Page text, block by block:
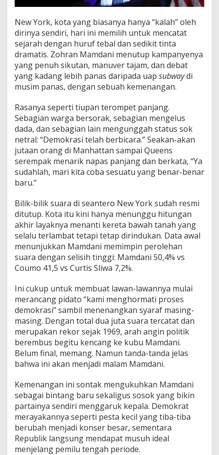
New York, kota yang biasanya hanya “kalah” oleh
dirinya sendiri, hari ini memilih untuk mencatat
sejarah dengan huruf tebal dan sedikit tinta
dramatis. Zohran Mamdani menutup kampanyenya
yang penuh sikutan, manuver tajam, dan debat
yang kadang lebih panas daripada uap subwaydi
musim panas, dengan sebuah kemenangan.
Rasanya seperti tiupan terompet panjang.
Sebagian warga bersorak, sebagian mengelus
dada, dan sebagian lain mengunggah status sok
netral: “Demokrasi telah berbicara.” Seakan-akan
jutaan orang di Manhattan sampai Queens
serempak menarik napas panjang dan berkata, “Ya
sudahlah, mari kita coba sesuatu yang benar-benar
baru.”
Bilik-bilik suara di seantero New York sudah resmi
ditutup. Kota itu kini hanya menunggu hitungan
akhir layaknya menanti kereta bawah tanah yang
selalu terlambat tetapi tetap dirindukan. Data awal
menunjukkan Mamdani memimpin perolehan
suara dengan selisih tinggi: Mamdani 50,4% vs
Coumo 41,5 vs Curtis Sliwa 7,2%.
Ini cukup untuk membuat lawan-lawannya mulai
merancang pidato “kami menghormati proses
demokrasi” sambil menenangkan syaraf masing-
masing. Dengan total dua juta suara tercatat dan
merupakan rekor sejak 1969, arah angin politik
berembus begitu kencang ke kubu Mamdani.
Belum final, memang. Namun tanda-tanda jelas
bahwa ini akan menjadi malam Mamdani.
Kemenangan ini sontak mengukuhkan Mamdani
sebagai bintang baru sekaligus sosok yang bikin
partainya sendiri menggaruk kepala. Demokrat
merayakannya seperti pesta kecil yang tiba-tiba
berubah menjadi konser besar, sementara
Republik langsung mendapat musuh ideal
menjelang pemilu tengah periode.